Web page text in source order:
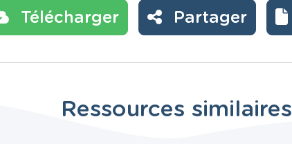
Télécharger Partager
Ressources similaires